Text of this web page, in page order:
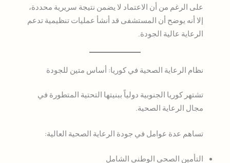
على الرغم من أن الاعتماد لا يضمن نتيجة سريرية محددة،
إلا أنه يوضح أن المستشفى قد أنشأ عمليات تنظيمية تدعم
الرعاية عالية الجودة.
نظام الرعاية الصحية في كوريا: أساس متين للجودة
تشتهر كوريا الجنوبية دولياً ببنيتها التحتية المتطورة في
مجال الرعاية الصحية.
تساهم عدة عوامل في جودة الرعاية الصحية العالية:
التأمين الصحي الوطني الشامل